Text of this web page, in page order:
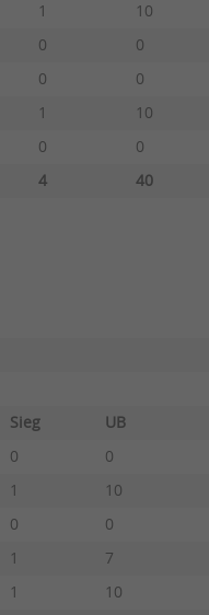
1 10
0 0
0 0
1 10
0 0
4
40
Sieg UB
0 0
1 10
0 0
1 7
1 10